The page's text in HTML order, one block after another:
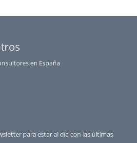
en España
para estar al día con las últimas